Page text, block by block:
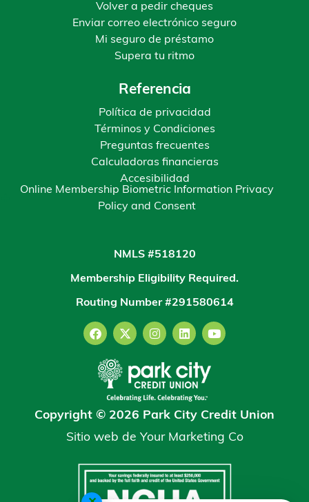
Volver a pedir cheques
Enviar correo electrónico seguro
Mi seguro de préstamo
Supera tu ritmo
Referencia
Política de privacidad
Términos y Condiciones
Preguntas frecuentes
Calculadoras financieras
Accesibilidad
Online Membership Biometric Information Privacy
Policy and Consent
NMLS #518120
Membership Eligibility Required.
Routing Number #291580614
Copyright © 2026 Park City Credit Union
Sitio web de Your Marketing Co